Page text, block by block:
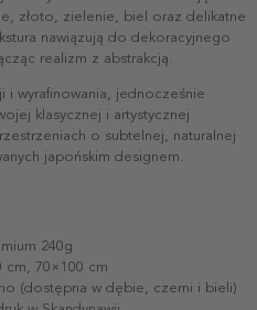
złoto, zielenie, biel oraz delikatne
nawiązują do dekoracyjnego
realizm z abstrakcją.
i wyrafinowania, jednocześnie
klasycznej i artystycznej
o subtelnej, naturalnej
japońskim designem.
240g
cm, 70×100 cm
(dostępna w dębie, czerni i bieli)